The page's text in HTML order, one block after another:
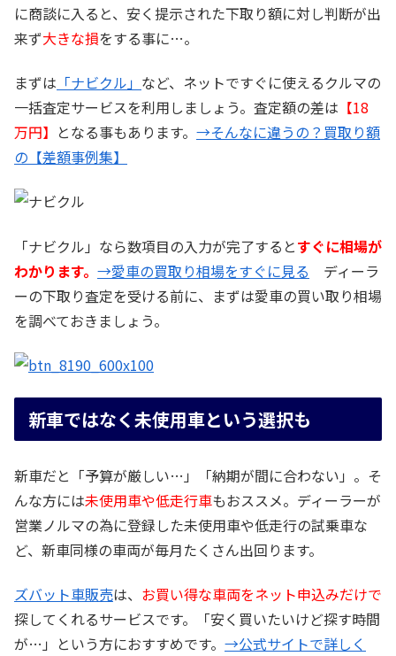
に商談に入ると、安く提示された下取り額に対し判断が出
来ず大きな損をする事に…。
まずは 「ナビクル」 など、ネットですぐに使えるクルマの
一括査定サービスを利用しましょう。査定額の差は 【18
万円】 となる事もあります。 →そんなに違うの？買取り額
の【差額事例集】
「ナビクル」なら数項目の入力が完了するとすぐに相場が
わかります。 →愛車の買取り相場をすぐに見る ディーラ
ーの下取り査定を受ける前に、まずは愛車の買い取り相場
を調べておきましょう。
新車ではなく未使用車という選択も
新車だと「予算が厳しい…」「納期が間に合わない」。そ
んな方には未使用車や低走行車もおススメ。ディーラーが
営業ノルマの為に登録した未使用車や低走行の試乗車な
ど、新車同様の車両が毎月たくさん出回ります。
ズバット車販売は、 お買い得な車両をネット申込みだけで
探してくれるサービスです。「安く買いたいけど探す時間
が…」という方におすすめです。 →公式サイトで詳しく